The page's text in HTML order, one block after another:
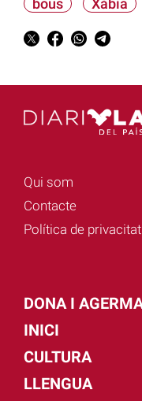
Qui som
Contacte
Política de privacitat
DONA I
INICI
CULTURA
LLENGUA